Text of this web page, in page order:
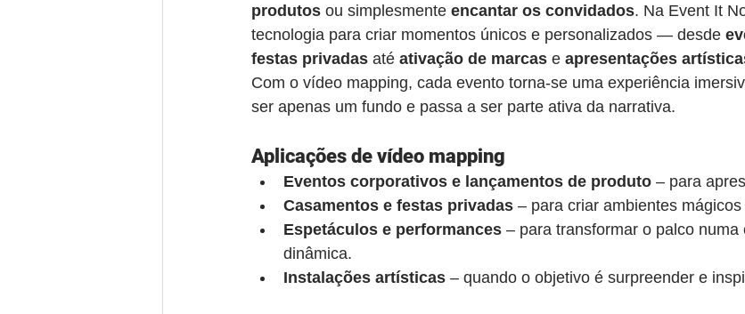
produtos ou simplesmente encantar os convidados. Na Event It
tecnologia para criar momentos únicos e personalizados — desde
festas privadas até ativação de marcas e apresentações
Com o vídeo mapping, cada evento torna-se uma experiência
ser apenas um fundo e passa a ser parte ativa da narrativa.
Aplicações de vídeo mapping
Eventos corporativos e lançamentos de produto – para
Casamentos e festas privadas – para criar ambientes
Espetáculos e performances – para transformar o palco numa
dinâmica.
Instalações artísticas – quando o objetivo é surpreender e